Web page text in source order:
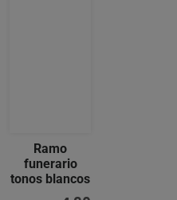
Ramo
funerario
tonos blancos